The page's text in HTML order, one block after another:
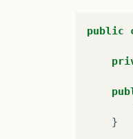
public
}